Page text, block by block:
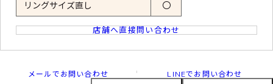
リングサイズ直し 〇
店舗へ直接問い合わせ
メールでお問い合わせ LINEでお問い合わせ